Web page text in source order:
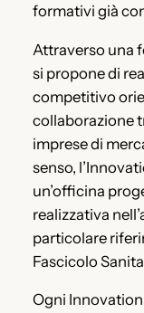
formativi già
Attraverso una
si propone di
competitivo
collaborazione
imprese di
senso,
un’officina
realizzativa
particolare
Fascicolo
Ogni